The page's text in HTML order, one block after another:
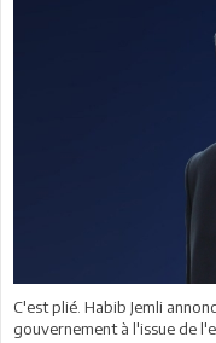
C'est plié. Habib Jemli
gouvernement à l'issue de